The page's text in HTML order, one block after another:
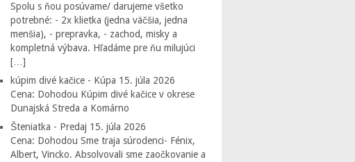
Spolu s ňou posúvame/ darujeme všetko
potrebné: - 2x klietka (jedna väčšia, jedna
menšia), - prepravka, - zachod, misky a
kompletná výbava. Hľadáme pre ňu milujúci
[…]
kúpim divé kačice - Kúpa 15. júla 2026
Cena: Dohodou Kúpim divé kačice v okrese
Dunajská Streda a Komárno
Šteniatka - Predaj 15. júla 2026
Cena: Dohodou Sme traja súrodenci- Fénix,
Albert, Vincko. Absolvovali sme zaočkovanie a